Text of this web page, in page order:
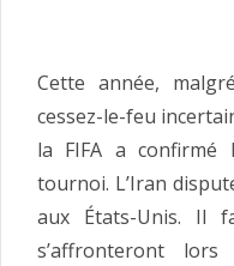
Cette année,
cessez-le-feu
la FIFA a confirmé
tournoi. L’Iran
aux États-Unis. Il
s’affronteront